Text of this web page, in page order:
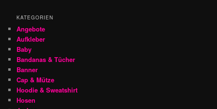
KATEGORIEN
Angebote
Aufkleber
Baby
Bandanas & Tücher
Banner
Cap & Mütze
Hoodie & Sweatshirt
Hosen